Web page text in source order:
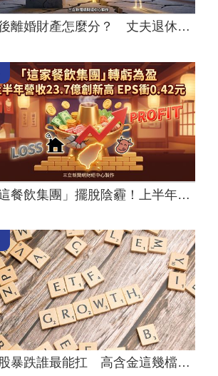
老後離婚財產怎麼分？ 丈夫退休金拒分
「這餐飲集團」擺脫陰霾！上半年營收創高
台股暴跌誰最能扛 高含金這幾檔繳正報酬